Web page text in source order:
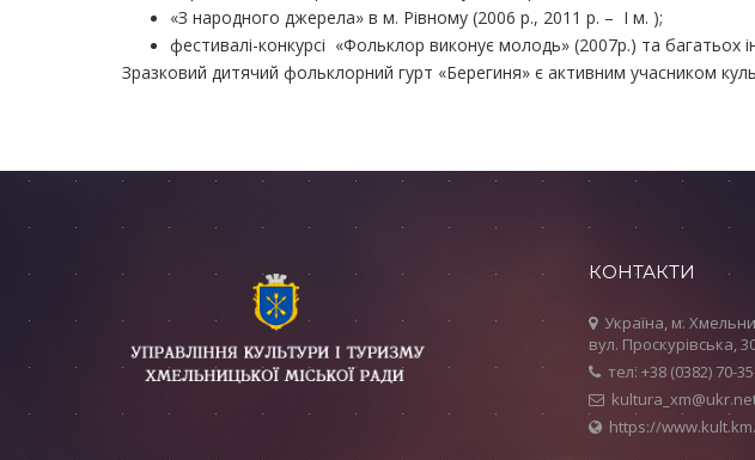
«З народного джерела» в м. Рівному (2006 р., 2011 р. – І м. );
фестивалі-конкурсі «Фольклор виконує молодь» (2007р.) та багатьох
Зразковий дитячий фольклорний гурт «Берегиня» є активним учасником
КОНТАКТИ
Україна, м.
вул. Проскурівська,
тел: +38 (0382) 70-
https://